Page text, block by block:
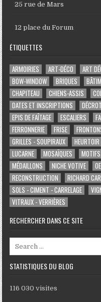
25 rue de Mars
12 place du Forum
ÉTIQUETTES
ARMOIRIES ART-DÉCO ART
BOW-WINDOW
BRIQUES
CHAPITEAU
CHIENS-ASSIS
DATES ET INSCRIPTIONS
EPIS DE FAÎTAGE
ESCALIERS
FERRONNERIE
FRISE
GRILLES - SOUPIRAUX
HEURTOIR
LUCARNE
MOSAÏQUES
MÉDAILLONS
NICHE VOTIVE
RECONSTRUCTION
RICHARD
SOLS - CIMENT - CARRELAGE
VITRAUX - VERRIÈRES
RECHERCHER DANS CE SITE
Search for:
STATISTIQUES DU BLOG
116 030 visites